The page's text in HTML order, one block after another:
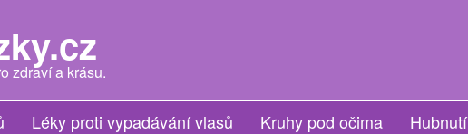
zdraví a krásu.
Léky proti vypadávání vlasů Kruhy pod očima Hubnutí